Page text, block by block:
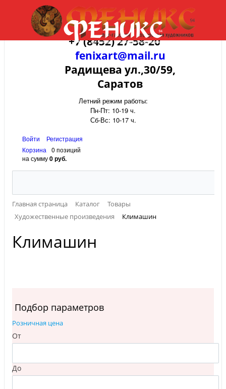
+7 (8452) 27-58-20
fenixart@mail.ru
Радищева ул.,30/59,
Саратов
Летний режим работы:
Пн-Пт: 10-19 ч.
Сб-Вс: 10-17 ч.
Войти
Регистрация
Корзина
0 позиций
на сумму0 руб.
Главная страница Каталог
Товары
Художественные произведения
Климашин
Климашин
Подбор параметров
Розничная цена
От
До